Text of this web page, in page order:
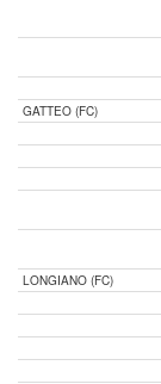
GATTEO (FC)
LONGIANO (FC)